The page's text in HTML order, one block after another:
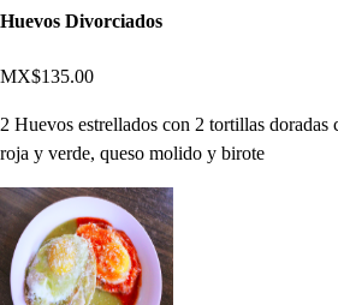
Huevos Divorciados
MX$135.00
2 Huevos estrellados con 2 tortillas doradas
roja y verde, queso molido y birote